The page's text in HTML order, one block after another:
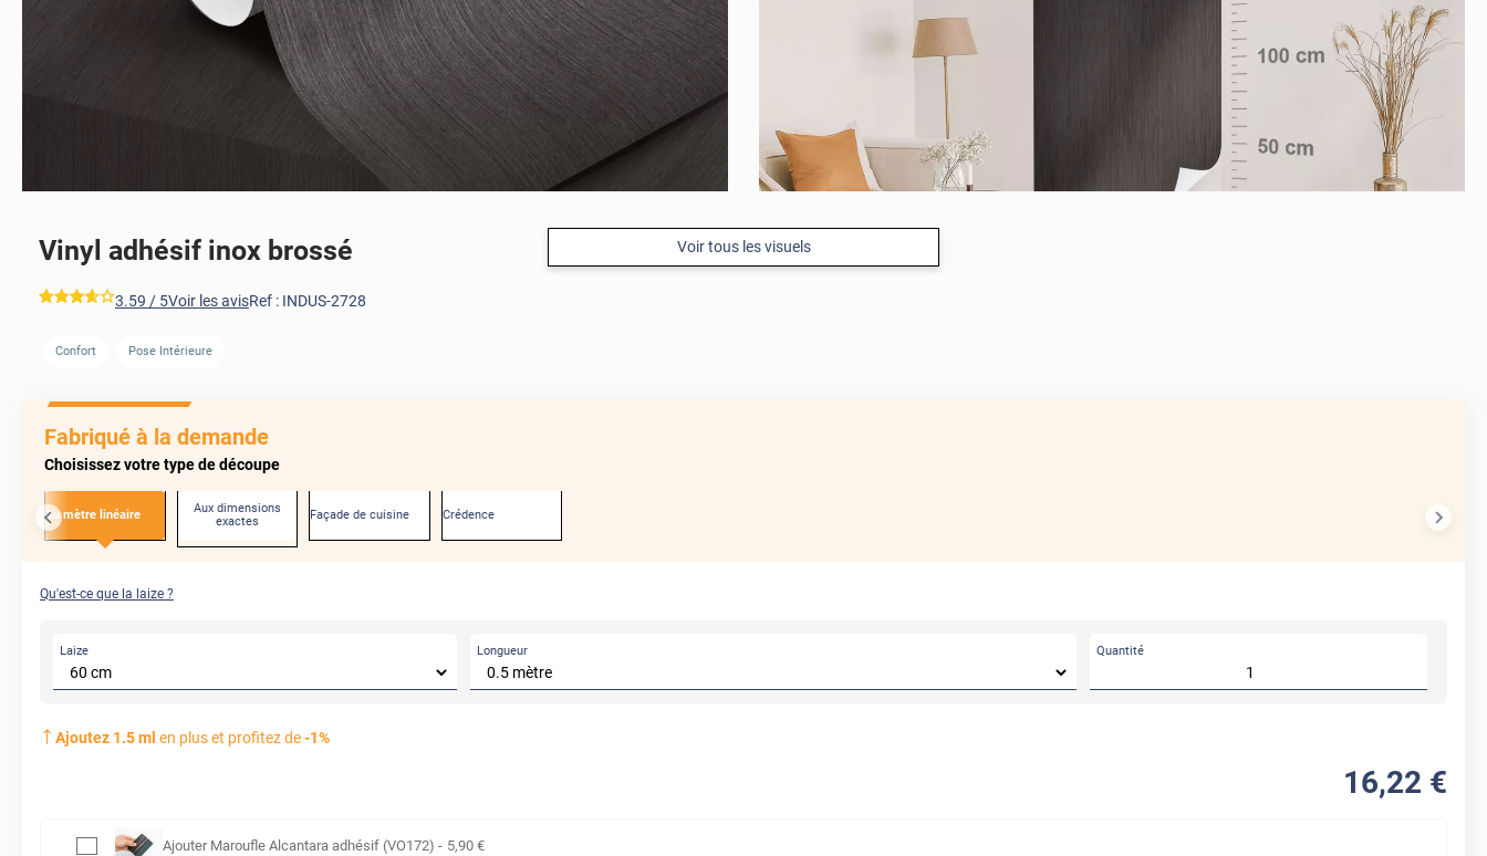
Voir tous les visuels
Vinyl adhésif inox brossé
*****3.59 / 5Voir les avisRef : INDUS-2728
Confort Pose Intérieure
Fabriqué à la demande
Choisissez votre type de découpe
Au mètre linéaire
Aux dimensions
exactes
Façade de cuisine Crédence
Qu'est-ce que la laize ?
Laize Longueur Quantité
Ajoutez 1.5ml en plus et profitez de-1%
16,22 €
Ajouter Maroufle Alcantara adhésif (VO172) - 5,90 €